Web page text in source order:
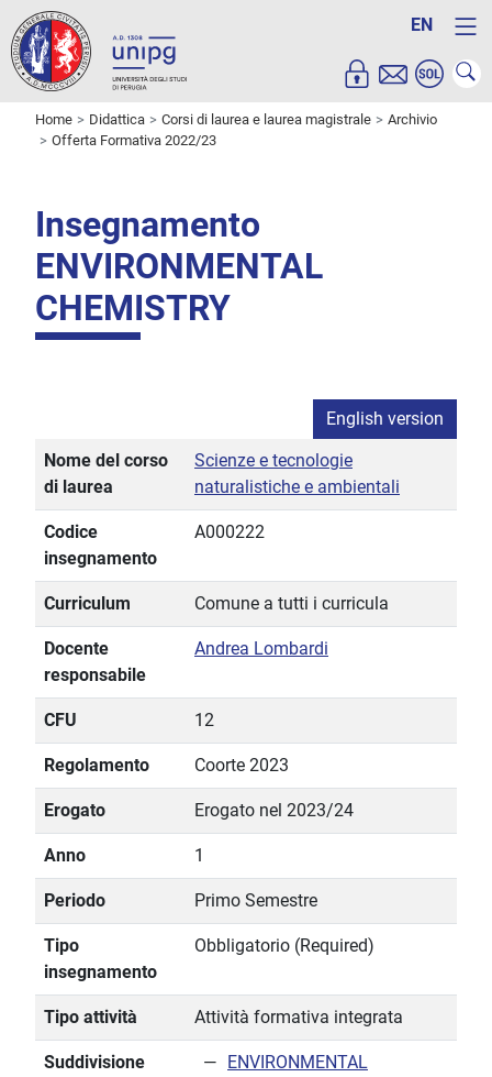
EN
Home Didattica Corsi di laurea e laurea magistrale
Archivio
Offerta Formativa 2022/23
Insegnamento
ENVIRONMENTAL
CHEMISTRY
English version
Nome del corso
di laurea
Scienze e tecnologie
naturalistiche e ambientali
Codice
insegnamento
A000222
Curriculum Comune a tutti i curricula
Docente
responsabile
Andrea Lombardi
CFU 12
Regolamento Coorte 2023
Erogato Erogato nel 2023/24
Anno 1
Periodo Primo Semestre
Tipo
insegnamento
Obbligatorio (Required)
Tipo attività Attività formativa integrata
Suddivisione
ENVIRONMENTAL